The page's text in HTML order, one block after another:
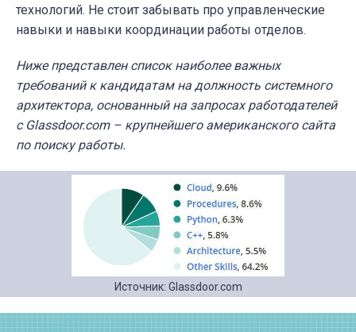
технологий. Не стоит забывать про управленческие
навыки и навыки координации работы отделов.
Ниже представлен список наиболее важных
требований к кандидатам на должность системного
архитектора, основанный на запросах работодателей
с Glassdoor.com – крупнейшего американского сайта
по поиску работы.
Источник: Glassdoor.com